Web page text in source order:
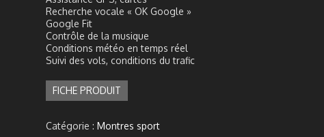
Recherche vocale « OK Google »
Google Fit
Contrôle de la musique
Conditions météo en temps réel
Suivi des vols, conditions du trafic
FICHE PRODUIT
Catégorie :Montres sport